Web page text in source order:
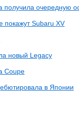
получила очередную
покажут Subaru XV
новый Legacy
Coupe
в Японии